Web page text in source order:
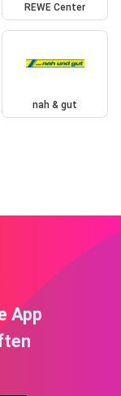
REWE Center
nah & gut
App